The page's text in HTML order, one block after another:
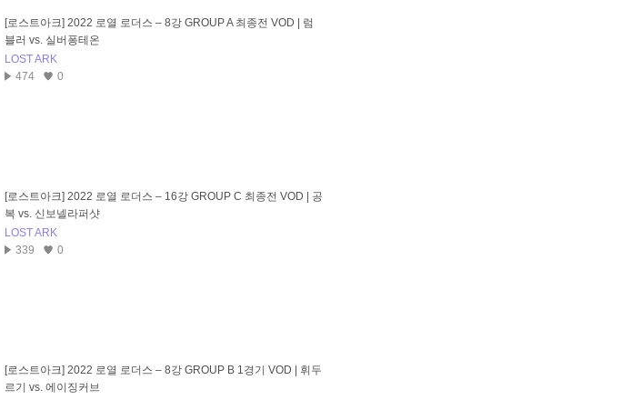
[로스트아크] 2022 로열 로더스 – 8강 GROUP A 최종전 VOD | 럼
블러 vs. 실버퐁테온
LOST ARK
474
0
[로스트아크] 2022 로열 로더스 – 16강 GROUP C 최종전 VOD | 공
복 vs. 신보넬라퍼샷
LOST ARK
339
0
[로스트아크] 2022 로열 로더스 – 8강 GROUP B 1경기 VOD | 휘두
르기 vs. 에이징커브